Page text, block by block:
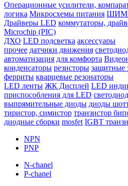
Операционные усилители,
логика Микросхемы питания ШИМ
Драйверы LED коммутаторы,
Microchip (PIC)
ДХО LED подсветка аксессуары
прочее датчики движения
автоматизация для комфорта
конденсаторы резисторы защитные
ферриты кварцевые резонаторы
LED ленты ЖК Дисплей LED
приспособления для LED
выпрямительные диоды диоды
тиристор, симистор транзистор
диодные сборки mosfet IGBT
NPN
PNP
N-chanel
P-chanel